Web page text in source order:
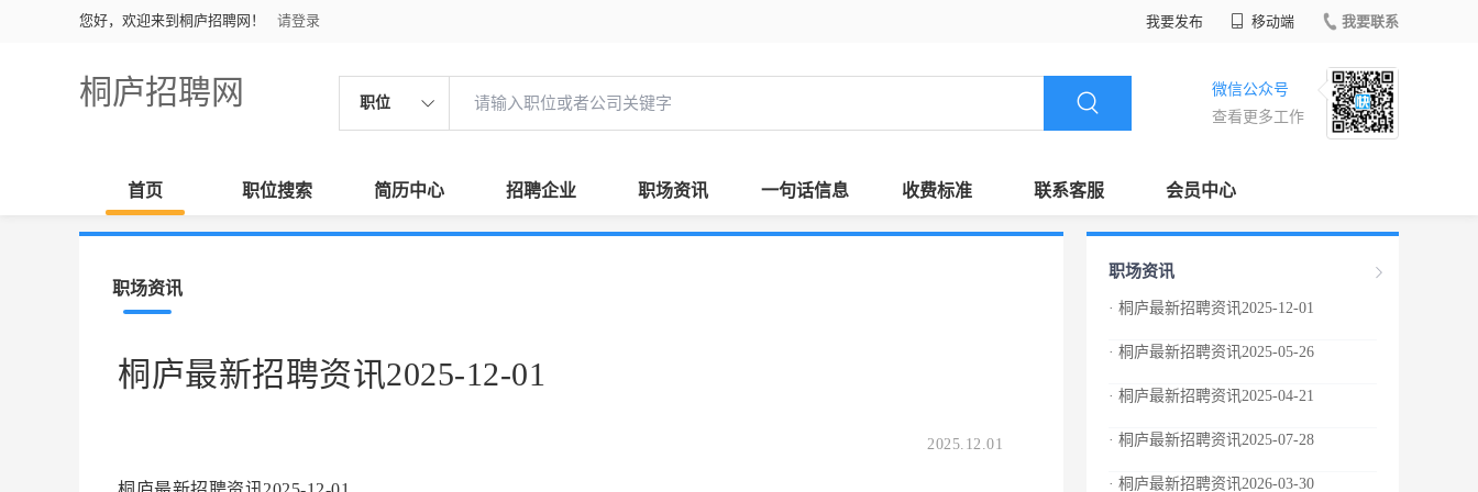
您好，欢迎来到桐庐招聘网！ 请登录 我要发布 移动端 我要联系
桐庐招聘网 职位
微信公众号
查看更多工作
首页 职位搜索 简历中心 招聘企业 职场资讯 一句话信息 收费标准 联系客服 会员中心
职场资讯
桐庐最新招聘资讯2025-12-01
2025.12.01
职场资讯
· 桐庐最新招聘资讯2025-12-01
· 桐庐最新招聘资讯2025-05-26
· 桐庐最新招聘资讯2025-04-21
· 桐庐最新招聘资讯2025-07-28
· 桐庐最新招聘资讯2026-03-30